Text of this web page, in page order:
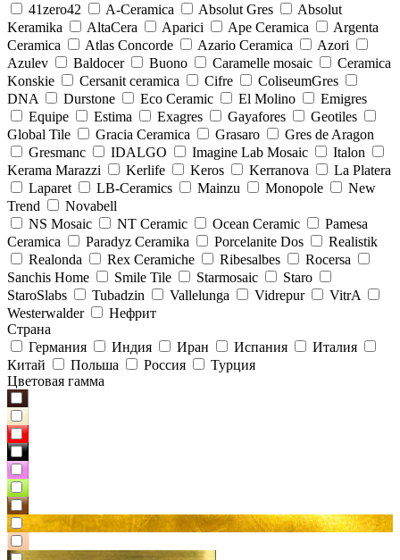
41zero42
A-Ceramica Absolut Gres
Absolut
Keramika
AltaCera Aparici Ape Ceramica
Argenta
Ceramica
Atlas Concorde Azario Ceramica
Azori
Azulev
Baldocer Buono Caramelle mosaic
Ceramica
Konskie
Cersanit ceramica Cifre
ColiseumGres
DNA
Durstone Eco Ceramic El Molino
Emigres
Equipe
Estima Exagres Gayafores
Geotiles
Global Tile
Gracia Ceramica Grasaro
Gres de Aragon
Gresmanc
IDALGO Imagine Lab Mosaic
Italon
Kerama Marazzi
Kerlife Keros Kerranova
La Platera
Laparet
LB-Ceramics Mainzu Monopole
New
Trend
Novabell
NS Mosaic
NT Ceramic Ocean Ceramic
Pamesa
Ceramica
Paradyz Сeramika Porcelanite Dos
Realistik
Realonda
Rex Ceramiche Ribesalbes
Rocersa
Sanchis Home
Smile Tile Starmosaic
Staro
StaroSlabs
Tubadzin Vallelunga Vidrepur
VitrA
Westerwalder
Нефрит
Страна
Германия
Индия Иран Испания
Италия
Китай
Польша Россия
Турция
Цветовая гамма